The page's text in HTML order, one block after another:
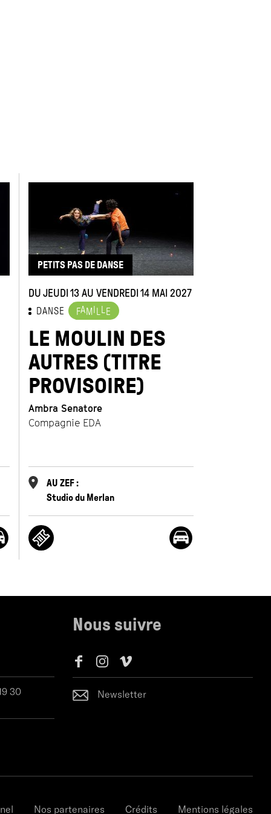
PETITS PAS DE DANSE
DU JEUDI 13 AU VENDREDI 14 MAI 2027
DANSE FAM E
LE MOULIN DES
AUTRES (TITRE
PROVISOIRE)
Ambra Senatore
Compagnie EDA
AU ZEF :
Studio du Merlan
30
Nous suivre
Newsletter
Nos partenaires Crédits Mentions légales